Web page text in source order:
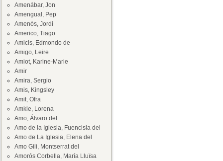
Amenábar, Jon
Amengual, Pep
Amenós, Jordi
Americo, Tiago
Amicis, Edmondo de
Amigo, Leire
Amiot, Karine-Marie
Amir
Amira, Sergio
Amis, Kingsley
Amit, Ofra
Amkie, Lorena
Amo, Álvaro del
Amo de la Iglesia, Fuencisla del
Amo de La Iglesia, Elena del
Amo Gili, Montserrat del
Amorós Corbella, María Lluïsa